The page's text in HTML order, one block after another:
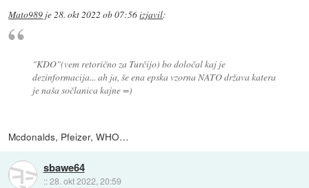
Mato989 je28. okt 2022 ob 07:56izjavil:
"KDO"(vem retorično za Turčijo) bo določal kaj je
dezinformacija... ah ja, še ena epska vzorna NATO država katera
je naša sočlanica kajne =)
Mcdonalds, Pfeizer, WHO…
sbawe64
::28. okt 2022, 20:59